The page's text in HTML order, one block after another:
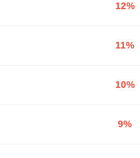
12%
11%
10%
9%